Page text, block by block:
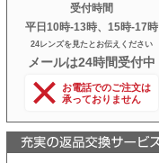
受付時間
平日10時‐13時、15時‐17時
24レンズを見たとお伝えください
メールは24時間受付中
お電話でのご注文は
承っておりません